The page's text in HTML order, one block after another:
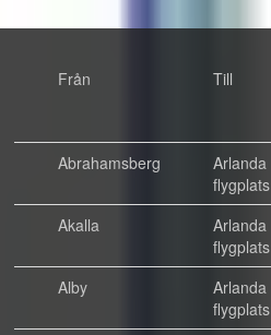
Från Till
Abrahamsberg
Arlanda
flygplats
Akalla
Arlanda
flygplats
Alby
Arlanda
flygplats